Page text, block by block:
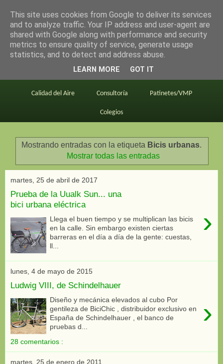
en bici por madrid
Este blog BiciMAD Primeros consejos
Calidad del Aire Consultoría Patinetes/VMP
Colegios
Mostrando entradas con la etiqueta Bicis urbanas.
Mostrar todas las entradas
martes, 25 de abril de 2017
Prueba de la Uualk Sun... una
bici urbana eléctrica
›
Llega el buen tiempo y se multiplican las bicis
en la calle. Sin embargo existen ciertas
barreras en el día a día de la gente: cuestas,
ll...
lunes, 4 de mayo de 2015
Ludwig VIII, de Schindelhauer
›
Diseño y mecánica elevados al cubo Por
gentileza de BiciChic , distribuidor exclusivo en
España de Schindelhauer , el banco de
pruebas d...
28 comentarios :
martes, 25 de enero de 2011
This site uses cookies from Google to deliver its services
and to analyze traffic. Your IP address and user-agent are
shared with Google along with performance and security
metrics to ensure quality of service, generate usage
statistics, and to detect and address abuse.
LEARN MORE GOT IT